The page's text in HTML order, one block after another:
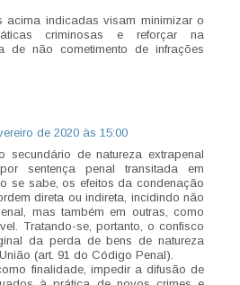
acima indicadas visam minimizar o
criminosas e reforçar na
de não cometimento de infrações
de 2020 às 15:00
secundário de natureza extrapenal
sentença penal transitada em
se sabe, os efeitos da condenação
direta ou indireta, incidindo não
mas também em outras, como
Tratando-se, portanto, o confisco
da perda de bens de natureza
(art. 91 do Código Penal).
finalidade, impedir a difusão de